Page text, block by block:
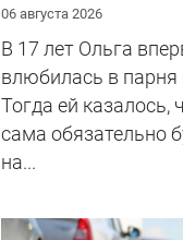
06 августа 2026
В 17 лет Ольга
влюбилась в парня
Тогда ей казалось,
сама обязательно
на...